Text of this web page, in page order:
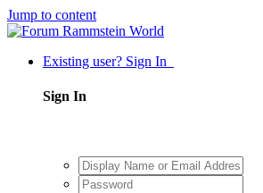
Jump to content
Existing user? Sign In
Sign In